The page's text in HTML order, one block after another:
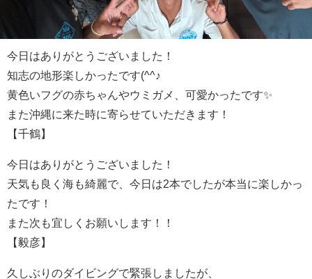
今日はありがとうございました！
知志の地形楽しかったです(^^♪
黄色いフグの赤ちゃんやウミガメ、可愛かったです✨
また沖縄に来た時に寄らせていただきます！
【千鶴】
今日はありがとうございました！
天気も良く海も綺麗で、今日は2本でしたが本当に楽しかっ
たです！
また次も宜しくお願いします！！
【毅彦】
久しぶりのダイビングで緊張しましたが、